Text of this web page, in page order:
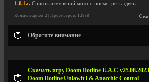
1.0.1a. Список изменений можно посмотреть здесь
Комментариев: 2 | Просмотров: 12858
Обратите внимание
Скачать игру Doom Hotline U.A.C
Doom Hotline Unlawful & Anarchic Control -